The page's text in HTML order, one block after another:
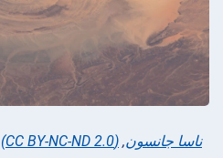
ناسا جانسون,
(CC BY-NC-ND 2.0)